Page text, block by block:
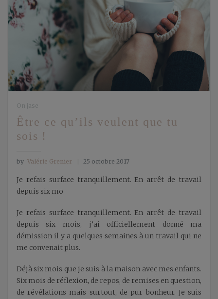
On jase
Être ce qu’ils veulent que tu
sois !
by Valérie Grenier 25 octobre 2017
Je refais surface tranquillement. En arrêt de travail
depuis six mo
Je refais surface tranquillement. En arrêt de travail
depuis six mois, j’ai officiellement donné ma
démission il y a quelques semaines à un travail qui ne
me convenait plus.
Déjà six mois que je suis à la maison avec mes enfants.
Six mois de réflexion, de repos, de remises en question,
de révélations mais surtout, de pur bonheur. Je suis